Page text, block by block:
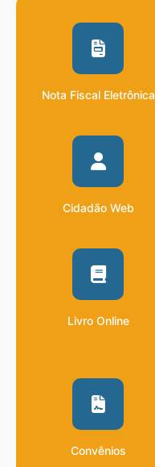
Nota Fiscal Eletrônica
Cidadão Web
Livro Online
Convênios